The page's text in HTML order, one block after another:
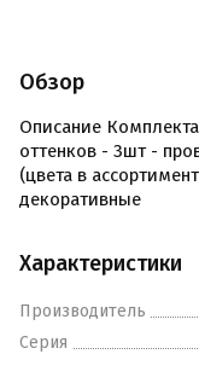
Обзор
Описание
оттенков - 3шт -
(цвета в
декоративные
Характеристики
Производитель
Серия